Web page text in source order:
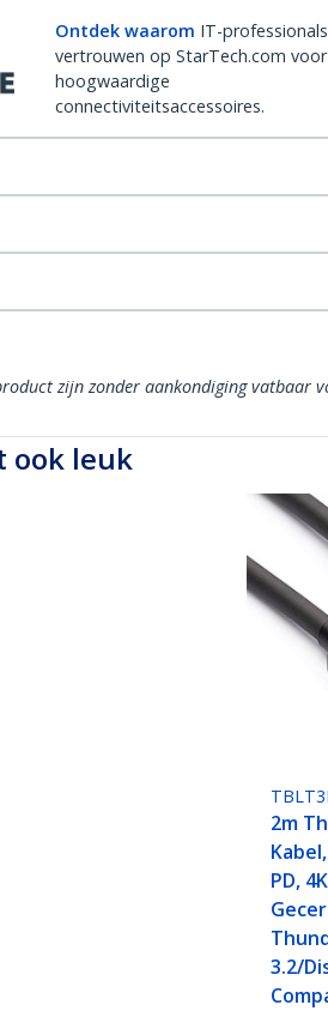
Ontdek waarom IT-professionals
vertrouwen op StarTech.com voor
hoogwaardige
connectiviteitsaccessoires.
zijn zonder aankondiging vatbaar
ook leuk
2m
PD,
3.2/